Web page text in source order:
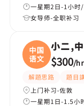
一星期2日-1小时
女导师-全职补习
中国
语文
小二,
$300/hr
解題思路 題目
上门补习-佐敦
一星期1日-1.5小